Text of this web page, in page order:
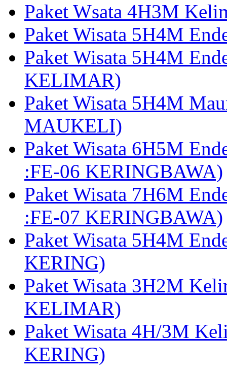
Paket Wsata 4H3M
Paket Wisata 5H4M
Paket Wisata 5H4M
KELIMAR)
Paket Wisata 5H4M
MAUKELI)
Paket Wisata 6H5M
:FE-06 KERINGBAWA)
Paket Wisata 7H6M
:FE-07 KERINGBAWA)
Paket Wisata 5H4M
KERING)
Paket Wisata 3H2M
KELIMAR)
Paket Wisata 4H/3M
KERING)